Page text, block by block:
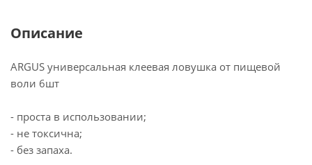
Описание
ARGUS универсальная клеевая ловушка от пищевой
воли 6шт
- проста в использовании;
- не токсична;
- без запаха.